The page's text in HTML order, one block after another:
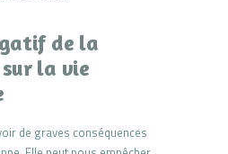
de la
la vie
de graves conséquences